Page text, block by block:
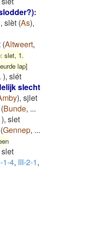
:
, slèt (As),
(Altweert,
slet, 1.
lap]
), slét
slecht
), sjlet
(Bunde, ...
), slet
(Gennep, ...
slet
1-4, III-2-1,